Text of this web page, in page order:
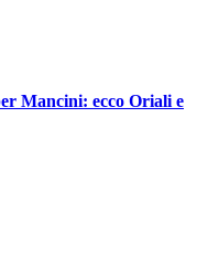
Mancini: ecco Oriali e